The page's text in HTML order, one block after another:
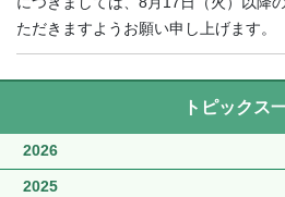
ただきますようお願い申し上げます。
トピックス
2026
2025